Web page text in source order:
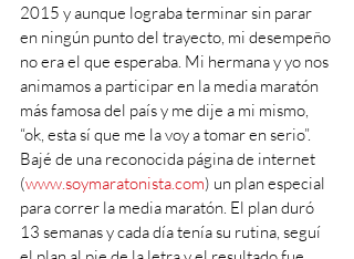
2015 y aunque lograba terminar sin parar
en ningún punto del trayecto, mi desempeño
no era el que esperaba. Mi hermana y yo nos
animamos a participar en la media maratón
más famosa del país y me dije a mi mismo,
“ok, esta sí que me la voy a tomar en serio”.
Bajé de una reconocida página de internet
(www.soymaratonista.com) un plan especial
para correr la media maratón. El plan duró
13 semanas y cada día tenía su rutina, seguí